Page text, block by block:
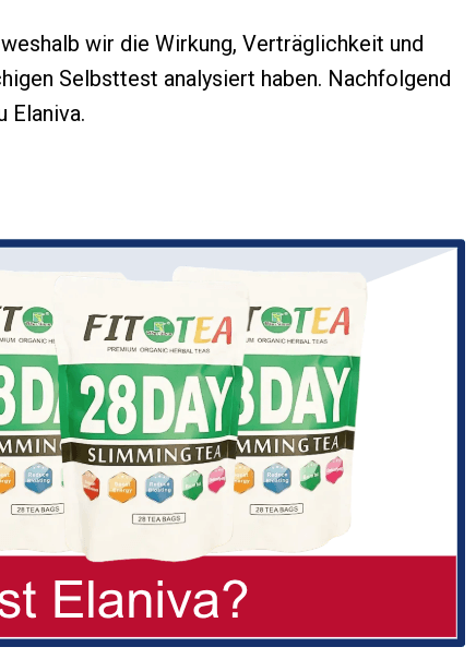
wir die Wirkung, Verträglichkeit und
Selbsttest analysiert haben. Nachfolgend
Elaniva.